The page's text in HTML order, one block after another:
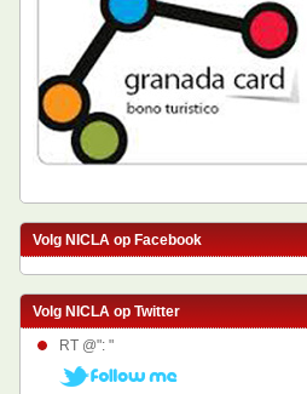
Volg NICLA op Facebook
Volg NICLA op Twitter
RT @": "